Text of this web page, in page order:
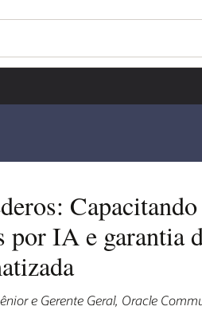
de serviços com
e